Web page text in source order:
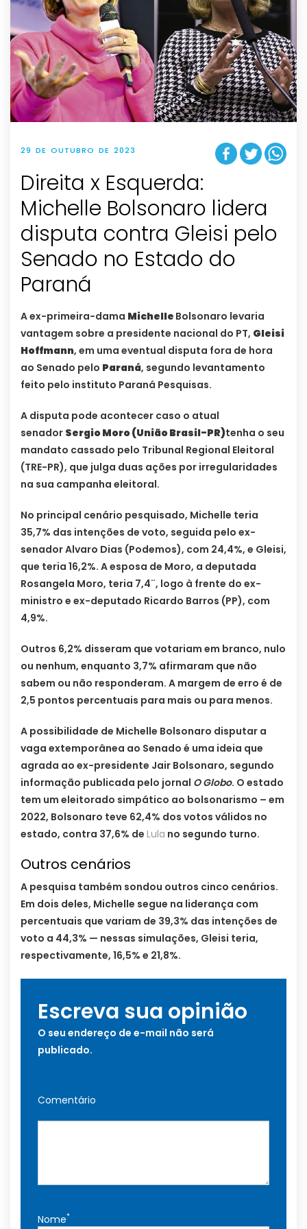
29 DE OUTUBRO DE 2023
Direita x Esquerda:
Michelle Bolsonaro lidera
disputa contra Gleisi pelo
Senado no Estado do
Paraná
A ex-primeira-dama Michelle Bolsonaro levaria
vantagem sobre a presidente nacional do PT, Gleisi
Hoffmann, em uma eventual disputa fora de hora
ao Senado pelo Paraná, segundo levantamento
feito pelo instituto Paraná Pesquisas.
A disputa pode acontecer caso o atual
senador Sergio Moro (União Brasil-PR)tenha o seu
mandato cassado pelo Tribunal Regional Eleitoral
(TRE-PR), que julga duas ações por irregularidades
na sua campanha eleitoral.
No principal cenário pesquisado, Michelle teria
35,7% das intenções de voto, seguida pelo ex-
senador Alvaro Dias (Podemos), com 24,4%, e Gleisi,
que teria 16,2%. A esposa de Moro, a deputada
Rosangela Moro, teria 7,4¨, logo à frente do ex-
ministro e ex-deputado Ricardo Barros (PP), com
4,9%.
Outros 6,2% disseram que votariam em branco, nulo
ou nenhum, enquanto 3,7% afirmaram que não
sabem ou não responderam. A margem de erro é de
2,5 pontos percentuais para mais ou para menos.
A possibilidade de Michelle Bolsonaro disputar a
vaga extemporânea ao Senado é uma ideia que
agrada ao ex-presidente Jair Bolsonaro, segundo
informação publicada pelo jornal O Globo. O estado
tem um eleitorado simpático ao bolsonarismo – em
2022, Bolsonaro teve 62,4% dos votos válidos no
estado, contra 37,6% de Lula no segundo turno.
Outros cenários
A pesquisa também sondou outros cinco cenários.
Em dois deles, Michelle segue na liderança com
percentuais que variam de 39,3% das intenções de
voto a 44,3% — nessas simulações, Gleisi teria,
respectivamente, 16,5% e 21,8%.
Escreva sua opinião
O seu endereço de e-mail não será
publicado.
Comentário
Nome*